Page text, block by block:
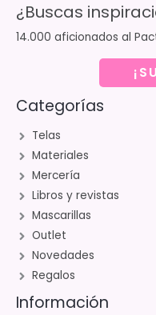
¿Buscas
14.000 aficionados al
Categorías
Telas
Materiales
Mercería
Libros y revistas
Mascarillas
Outlet
Novedades
Regalos
Información